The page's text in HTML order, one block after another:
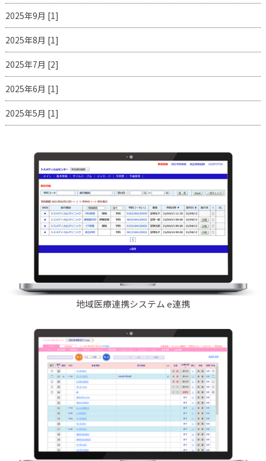
2025年9月 [1]
2025年8月 [1]
2025年7月 [2]
2025年6月 [1]
2025年5月 [1]
地域医療連携システム e連携